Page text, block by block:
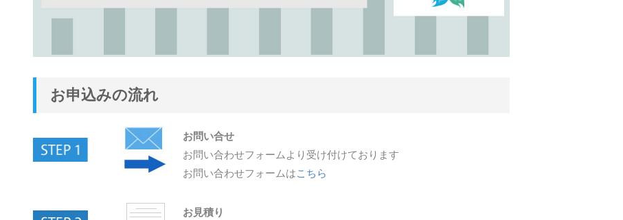
お申込みの流れ
お問い合せ
お問い合わせフォームより受け付けております
お問い合わせフォームはこちら
お見積り